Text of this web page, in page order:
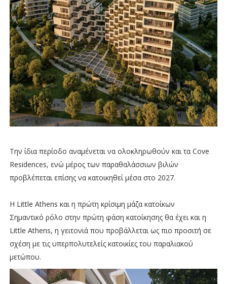
Την ίδια περίοδο αναμένεται να ολοκληρωθούν και τα Cove
Residences, ενώ μέρος των παραθαλάσσιων βιλών
προβλέπεται επίσης να κατοικηθεί μέσα στο 2027.
Η Little Athens και η πρώτη κρίσιμη μάζα κατοίκων
Σημαντικό ρόλο στην πρώτη φάση κατοίκησης θα έχει και η
Little Athens, η γειτονιά που προβάλλεται ως πιο προσιτή σε
σχέση με τις υπερπολυτελείς κατοικίες του παραλιακού
μετώπου.